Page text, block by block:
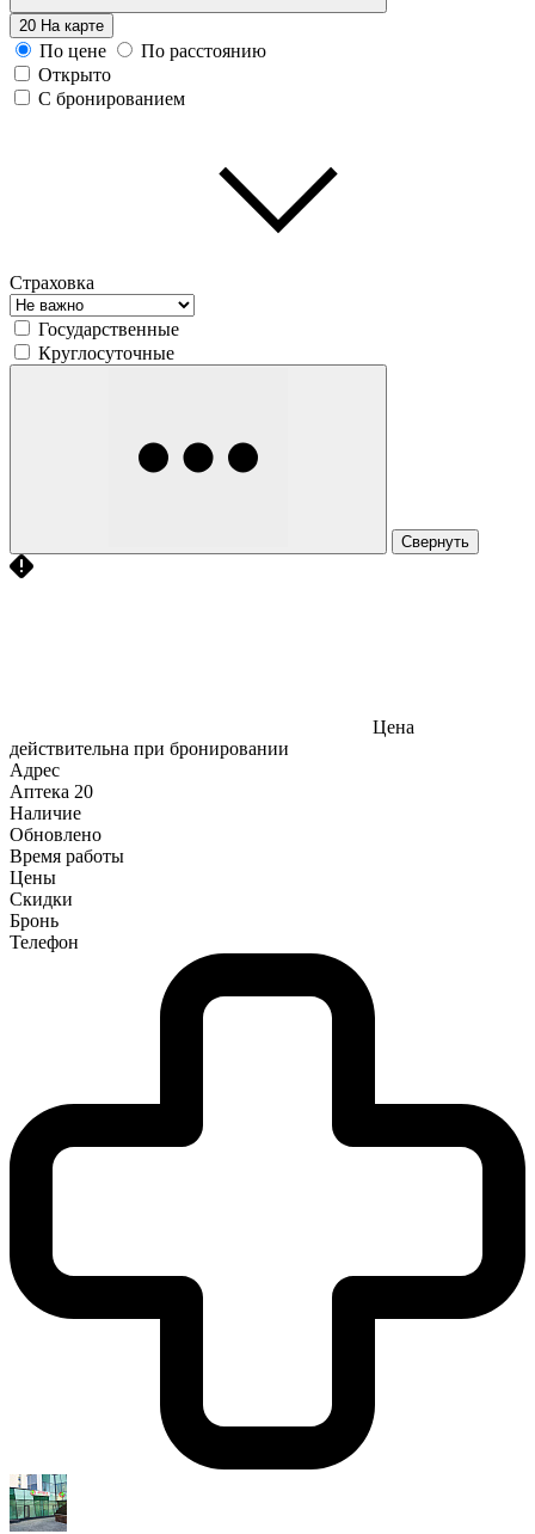
20 На карте
По цене
По расстоянию
Открыто
С бронированием
Страховка
Государственные
Круглосуточные
Свернуть
Цена
действительна при бронировании
Адрес
Аптека 20
Наличие
Обновлено
Время работы
Цены
Скидки
Бронь
Телефон